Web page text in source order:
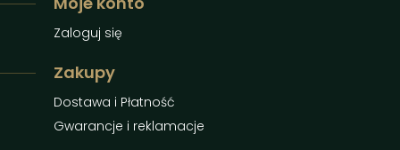
Zaloguj się
Zakupy
Dostawa i Płatność
Gwarancje i reklamacje